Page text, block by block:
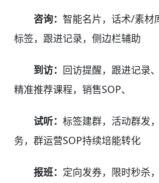
咨询： 智能名片，话术/素材
标签，跟进记录，侧边栏辅助
到访： 回访提醒，跟进记录
精准推荐课程，销售SOP、
试听： 标签建群，活动群发
务，群运营SOP持续培能转化
报班： 定向发券，限时秒杀